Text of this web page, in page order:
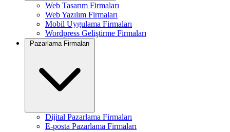
Web Tasarım Firmaları
Web Yazılım Firmaları
Mobil Uygulama Firmaları
Wordpress Geliştirme Firmaları
Pazarlama Firmaları
Dijital Pazarlama Firmaları
E-posta Pazarlama Firmaları